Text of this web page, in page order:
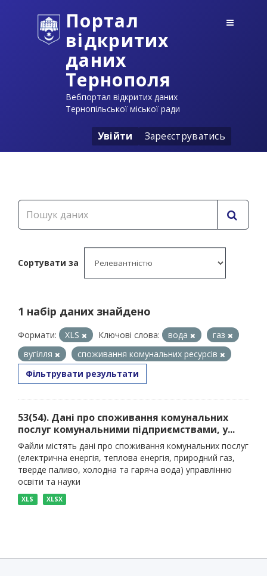
Портал
відкритих
даних
Тернополя
Вебпортал відкритих даних
Тернопільської міської ради
Увійти Зареєструватись
Сортувати за
1 набір даних знайдено
Формати: XLS Ключові слова: вода
газ
вугілля
споживання комунальних ресурсів
Фільтрувати результати
53(54). Дані про споживання комунальних
послуг комунальними підприємствами, у...
Файли містять дані про споживання комунальних послуг
(електрична енергія, теплова енергія, природний газ,
тверде паливо, холодна та гаряча вода) управлінню
освіти та науки
XLS XLSX